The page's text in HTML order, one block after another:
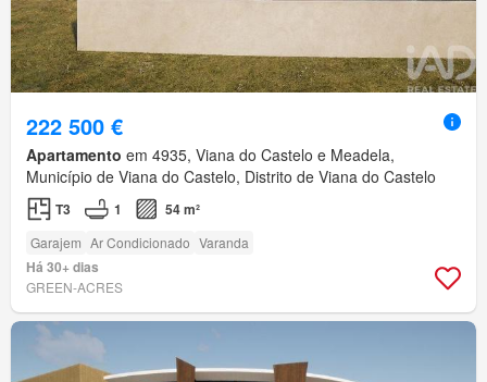
222 500 €
Apartamento em 4935, Viana do Castelo e Meadela,
Município de Viana do Castelo, Distrito de Viana do Castelo
T3 1 54 m²
Garajem Ar Condicionado Varanda
Há 30+ dias
GREEN-ACRES